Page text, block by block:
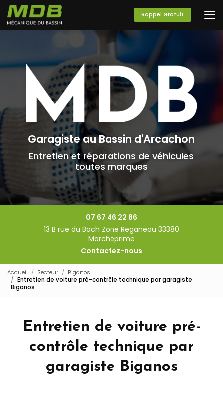
Aller
au
contenu
principal
Rappel Gratuit
Garagiste au Bassin d'Arcachon
Entretien et réparations de véhicules
toutes marques
07 67 46 22 86
13 B rue du Bach Zone Reganeau 33380
Marcheprime
Contactez-nous
Accueil Secteur
Biganos
Entretien de voiture pré-contrôle technique par garagiste
Biganos
Entretien de voiture pré-
contrôle technique par
garagiste Biganos